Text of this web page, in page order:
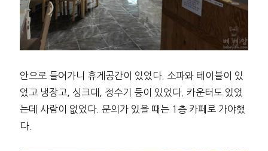
안으로 들어가니 휴게공간이 있었다. 소파와 테이블이 있
었고 냉장고, 싱크대, 정수기 등이 있었다. 카운터도 있었
는데 사람이 없었다. 문의가 있을 때는 1층 카페로 가야했
다.